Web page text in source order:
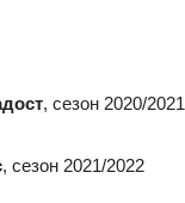
, сезон 2020/2021
, сезон 2021/2022